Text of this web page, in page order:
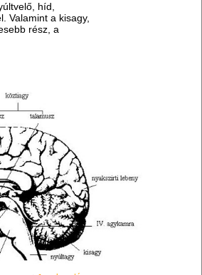
híd,
Valamint a kisagy,
rész, a